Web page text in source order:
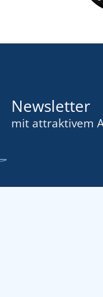
Newsletter
mit attraktivem